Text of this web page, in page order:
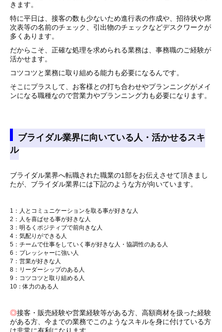
きます。
特に平日は、接客の数も少ないため進行表の作成や、招待状や席
次表等の名前のチェック、引出物のチェックなどデスクワークが
多くあります。
だからこそ、正確な処理を求められる業務は、事務職のご経験が
活かせます。
コツコツと業務に取り組める能力も必要になるんです。
そこにプラスして、お客様との打ち合わせやプランニングがメイ
ンになる職種なので営業力やプランニング力も必要になります。
ブライダル業界に向いている人・活かせるスキ
ル
ブライダル業界へ転職された職業の1部をお伝えさせて頂きまし
たが、ブライダル業界には下記のような方が向いています。
1：人とコミュニケーションを取る事が好きな人
2：人を喜ばせる事が好きな人
3：明るくポジティブで前向きな人
4：気配りができる人
5：チームで仕事をしていく事が好きな人・協調性のある人
6：プレッシャーに強い人
7：営業が好きな人
8：リーダーシップのある人
9：コツコツと取り組める人
10：体力のある人
◎接客・販売経験や営業経験等がある方、高額商材を扱った経験
がある方、今までの業務でこのようなスキルを身に付けている方